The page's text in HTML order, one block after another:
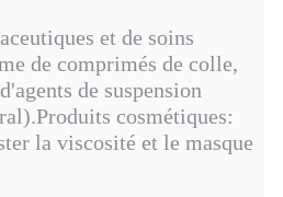
et de soins
de comprimés de colle,
de suspension
cosmétiques:
la viscosité et le masque